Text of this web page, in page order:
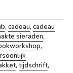
, cadeau, cadeau
sieraden,
,
, tijdschrift,